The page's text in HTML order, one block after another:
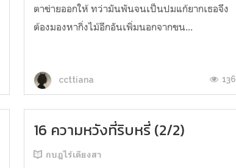
ตาข่ายออกให้ ทว่ามันพันจนเป็นปมแก้ยากเธอจึง
ต้องมองหากิ่งไม้อีกอันเพิ่มนอกจากขน...
ccttiana 136
16 ความหวังที่ริบหรี่ (2/2)
กบฏไร้เดียงสา